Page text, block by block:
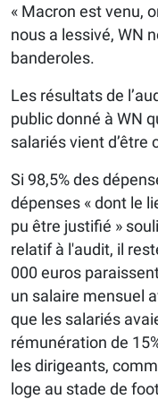
« Macron est venu,
nous a lessivé, WN
banderoles.
Les résultats de
public donné à WN
salariés vient d’être
Si 98,5% des
dépenses « dont le
pu être justifié »
relatif à l'audit, il
000 euros
un salaire mensuel
que les salariés
rémunération de
les dirigeants,
loge au stade de